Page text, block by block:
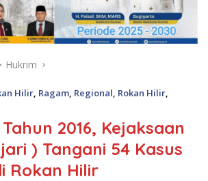
Hukrim
Hilir Ragam Regional Rokan Hilir
2016, Kejaksaan
) Tangani 54 Kasus
Rokan Hilir